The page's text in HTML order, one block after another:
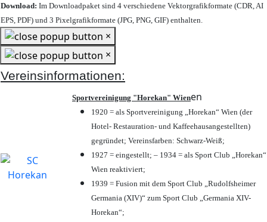
Download: Im Downloadpaket sind 4 verschiedene Vektorgrafikformate (CDR, AI
EPS, PDF) und 3 Pixelgrafikformate (JPG, PNG, GIF) enthalten.
×
×
Vereinsinformationen:
Sportvereinigung "Horekan" Wienen
1920 = als Sportvereinigung „Horekan“ Wien (der
Hotel- Restauration- und Kaffeehausangestellten)
gegründet; Vereinsfarben: Schwarz-Weiß;
1927 = eingestellt; – 1934 = als Sport Club „Horekan“
Wien reaktiviert;
1939 = Fusion mit dem Sport Club „Rudolfsheimer
Germania (XIV)“ zum Sport Club „Germania XIV-
Horekan“;